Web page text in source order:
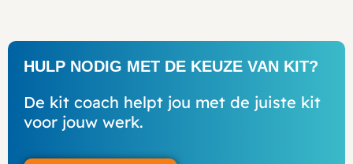
HULP NODIG MET DE KEUZE VAN KIT?
De kit coach helpt jou met de juiste kit
voor jouw werk.